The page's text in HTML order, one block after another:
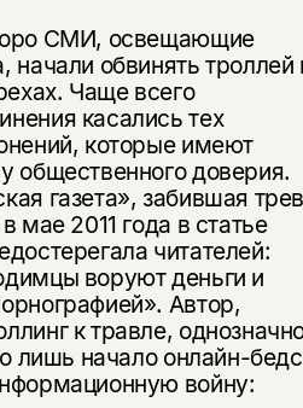
СМИ, освещающие
начали обвинять троллей
Чаще всего
касались тех
которые имеют
общественного доверия.
газета», забившая
мае 2011 года в статье
читателей:
воруют деньги и
Автор,
к травле,
лишь начало онлайн-
войну: